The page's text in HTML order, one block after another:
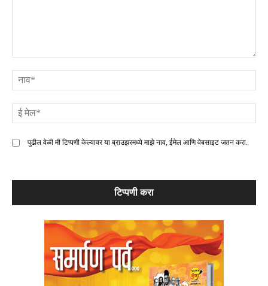
पुढील वेळी मी टिप्पणी केल्यावर या ब्राउझरमध्ये माझे नाव, ईमेल आणि वेबसाइट जतन करा.